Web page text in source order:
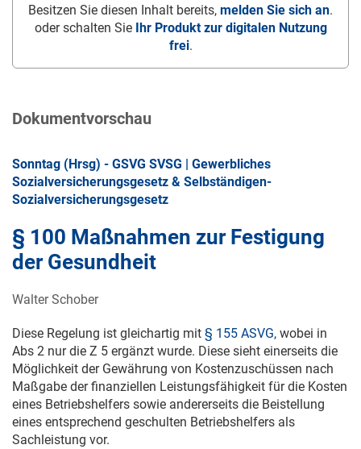
Besitzen Sie diesen Inhalt bereits, melden Sie sich an.
oder schalten Sie
Ihr Produkt zur digitalen Nutzung
frei.
Dokumentvorschau
Sonntag (Hrsg) - GSVG SVSG | Gewerbliches
Sozialversicherungsgesetz & Selbständigen-
Sozialversicherungsgesetz
§ 100 Maßnahmen zur Festigung
der Gesundheit
Walter Schober
Diese Regelung ist gleichartig mit § 155 ASVG, wobei in
Abs 2 nur die Z 5 ergänzt wurde. Diese sieht einerseits die
Möglichkeit der Gewährung von Kostenzuschüssen nach
Maßgabe der finanziellen Leistungsfähigkeit für die Kosten
eines Betriebshelfers sowie andererseits die Beistellung
eines entsprechend geschulten Betriebshelfers als
Sachleistung vor.